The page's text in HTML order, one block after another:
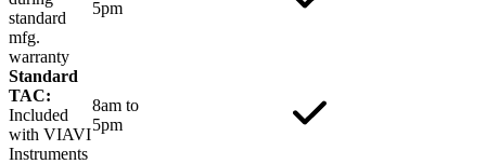
standard
mfg.
warranty
5pm
Standard
TAC:
Included
with VIAVI
Instruments
8am to
5pm